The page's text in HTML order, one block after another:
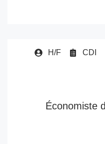
H/F CDI
Économiste